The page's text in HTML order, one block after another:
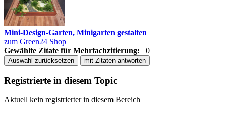
Mini-Design-Garten, Minigarten gestalten
zum Green24 Shop
Gewählte Zitate für Mehrfachzitierung:
0
Auswahl zurücksetzen mit Zitaten antworten
Registrierte in diesem Topic
Aktuell kein registrierter in diesem Bereich